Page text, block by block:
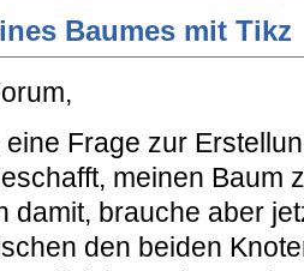
Baumes mit Tikz
eine Frage zur
meinen Baum
damit, brauche aber
den beiden